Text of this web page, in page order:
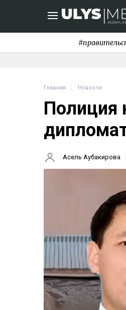
Главная Новости
Полиция
Асель Аубакирова